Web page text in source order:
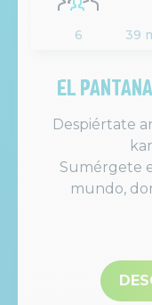
6 39
EL
Despiértate
Sumérgete
mundo,